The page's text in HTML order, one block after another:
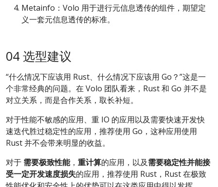
Metainfo：Volo 用于进行元信息透传的组件，期望定
义一套元信息透传的标准。
04 选型建议
“什么情况下应该用 Rust、什么情况下应该用 Go？”这是一
个非常经典的问题。在 Volo 团队看来，Rust 和 Go 并不是
对立关系，而是合作关系，取长补短。
对于性能不敏感的应用、重 IO 的应用以及需要快速开发快
速迭代胜过稳定性的应用，推荐使用 Go，这种应用使用
Rust 并不会带来明显的收益。
对于 需要极致性能， 重计算的应用，以及需要稳定性并能接
受一定开发速度损失的应用，推荐使用 Rust，Rust 在极致